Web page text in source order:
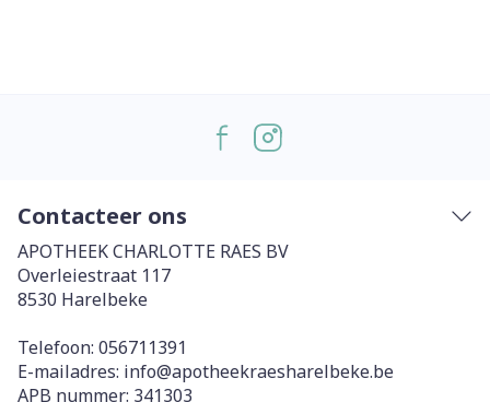
Contacteer ons
APOTHEEK CHARLOTTE RAES BV
Overleiestraat 117
8530 Harelbeke
Telefoon: 056711391
E-mailadres: info@apotheekraesharelbeke.be
APB nummer: 341303